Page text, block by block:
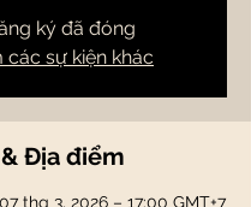
ký đã đóng
các sự kiện khác
Địa điểm
thg 3, 2026 – 17:00 GMT+7